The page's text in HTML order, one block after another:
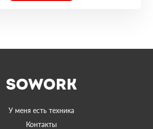
У меня есть техника
Контакты